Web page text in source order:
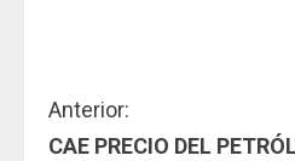
S
Anterior:
CAE PRECIO DEL